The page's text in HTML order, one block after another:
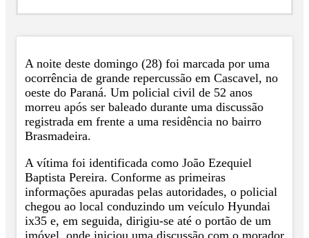
A noite deste domingo (28) foi marcada por uma
ocorrência de grande repercussão em Cascavel, no
oeste do Paraná. Um policial civil de 52 anos
morreu após ser baleado durante uma discussão
registrada em frente a uma residência no bairro
Brasmadeira.
A vítima foi identificada como João Ezequiel
Baptista Pereira. Conforme as primeiras
informações apuradas pelas autoridades, o policial
chegou ao local conduzindo um veículo Hyundai
ix35 e, em seguida, dirigiu-se até o portão de um
imóvel, onde iniciou uma discussão com o morador